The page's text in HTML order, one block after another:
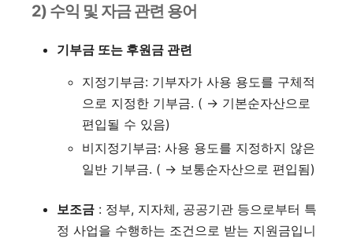
2) 수익 및 자금 관련 용어
기부금 또는 후원금 관련
지정기부금: 기부자가 사용 용도를 구체적
으로 지정한 기부금. ( → 기본순자산으로
편입될 수 있음)
비지정기부금: 사용 용도를 지정하지 않은
일반 기부금. ( → 보통순자산으로 편입됨)
보조금 : 정부, 지자체, 공공기관 등으로부터 특
정 사업을 수행하는 조건으로 받는 지원금입니